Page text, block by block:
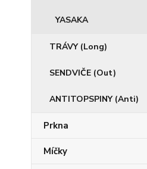
YASAKA
TRÁVY (Long)
SENDVIČE (Out)
ANTITOPSPINY (Anti)
Prkna
Míčky